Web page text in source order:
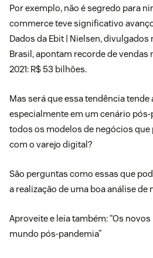
Por exemplo, não é segredo para
commerce teve significativo
Dados da Ebit | Nielsen, divulgados
Brasil , apontam recorde de
2021: R$ 53 bilhões.
Mas será que essa tendência tende
especialmente em um cenário pós-
todos os modelos de negócios
com o varejo digital?
São perguntas como essas que
a realização de uma boa análise de
Aproveite e leia também: “Os
mundo pós-pandemia”